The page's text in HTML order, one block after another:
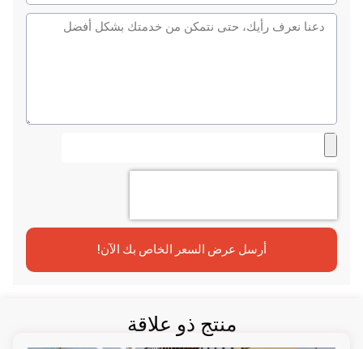
أرسل عرض السعر الخاص بك الآن!
منتج ذو علاقة